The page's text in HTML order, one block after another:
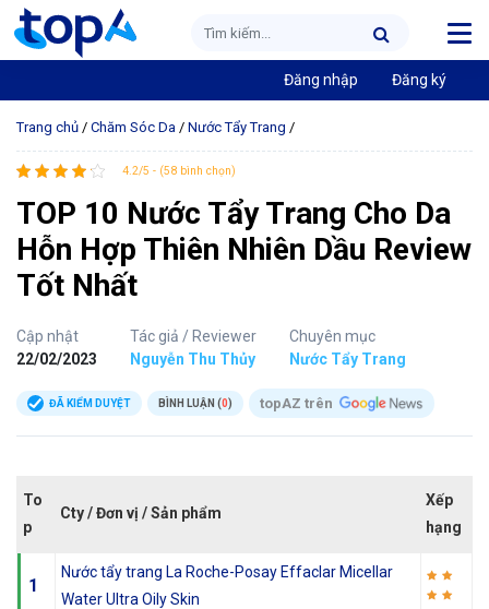
Đăng nhập Đăng ký
Trang chủ / Chăm Sóc Da / Nước Tẩy Trang /
4.2/5 - (58 bình chọn)
TOP 10 Nước Tẩy Trang Cho Da
Hỗn Hợp Thiên Nhiên Dầu Review
Tốt Nhất
Cập nhật
22/02/2023
Tác giả / Reviewer
Nguyễn Thu Thủy
Chuyên mục
Nước Tẩy Trang
ĐÃ KIỂM DUYỆT BÌNH LUẬN (0) topAZ trên
To
p
Cty / Đơn vị / Sản phẩm
Xếp
hạng
1
Nước tẩy trang La Roche-Posay Effaclar Micellar
Water Ultra Oily Skin